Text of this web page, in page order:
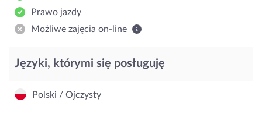
Prawo jazdy
Możliwe zajęcia on-line
Języki, którymi się posługuję
Polski / Ojczysty